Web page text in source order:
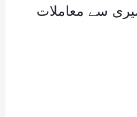
سے معاملات